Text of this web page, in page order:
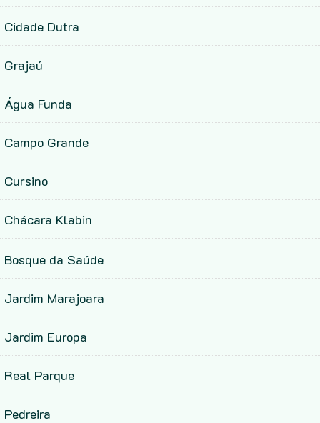
Cidade Dutra
Grajaú
Água Funda
Campo Grande
Cursino
Chácara Klabin
Bosque da Saúde
Jardim Marajoara
Jardim Europa
Real Parque
Pedreira